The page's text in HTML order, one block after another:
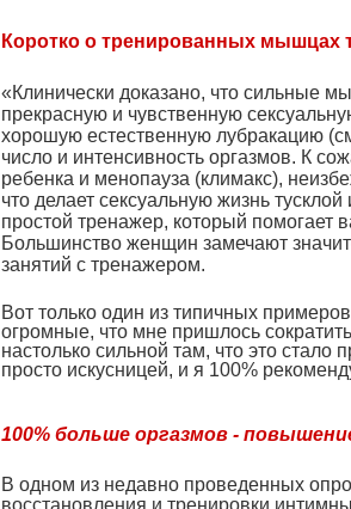
Коротко о тренированных мышцах
«Клинически доказано, что сильные
прекрасную и чувственную
хорошую естественную лубракацию
число и интенсивность оргазмов. К
ребенка и менопауза (климакс),
что делает сексуальную жизнь
простой тренажер, который
Большинство женщин замечают
занятий с тренажером.
Вот только один из типичных
огромные, что мне пришлось
настолько сильной там, что это стало
просто искусницей, и я 100%
100% больше оргазмов -
В одном из недавно проведенных
восстановления и тренировки